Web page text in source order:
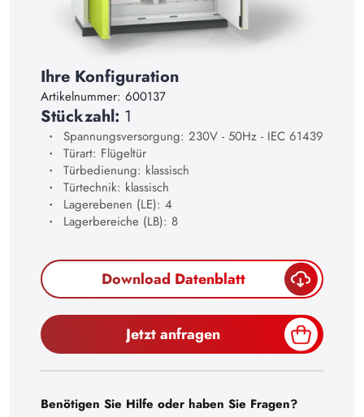
23
24
25
30
Ihre Konfiguration
Artikelnummer: 600137
Stückzahl: 1
Spannungsversorgung: 230V - 50Hz - IEC 61439
Türart: Flügeltür
Türbedienung: klassisch
Türtechnik: klassisch
Lagerebenen (LE): 4
Lagerbereiche (LB): 8
Download Datenblatt
Jetzt anfragen
Benötigen Sie Hilfe oder haben Sie Fragen?